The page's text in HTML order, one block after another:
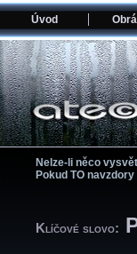
Úvod
Nelze-li něco
Pokud TO
Klíčové slovo: